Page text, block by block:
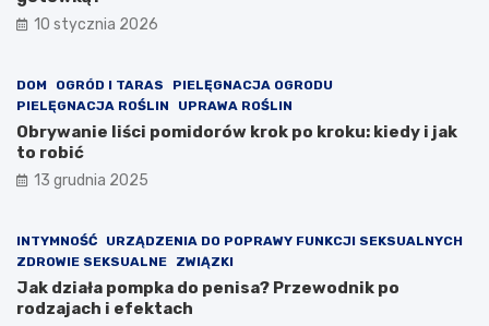
10 stycznia 2026
DOM OGRÓD I TARAS
PIELĘGNACJA OGRODU
PIELĘGNACJA ROŚLIN
UPRAWA ROŚLIN
Obrywanie liści pomidorów krok po kroku: kiedy i jak
to robić
13 grudnia 2025
INTYMNOŚĆ
URZĄDZENIA DO POPRAWY FUNKCJI SEKSUALNYCH
ZDROWIE SEKSUALNE
ZWIĄZKI
Jak działa pompka do penisa? Przewodnik po
rodzajach i efektach